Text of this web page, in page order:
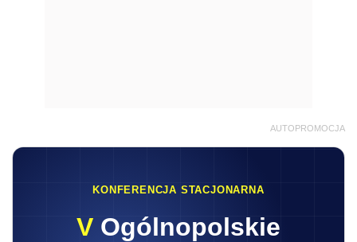
AUTOPROMOCJA
KONFERENCJA STACJONARNA
V Ogólnopolskie